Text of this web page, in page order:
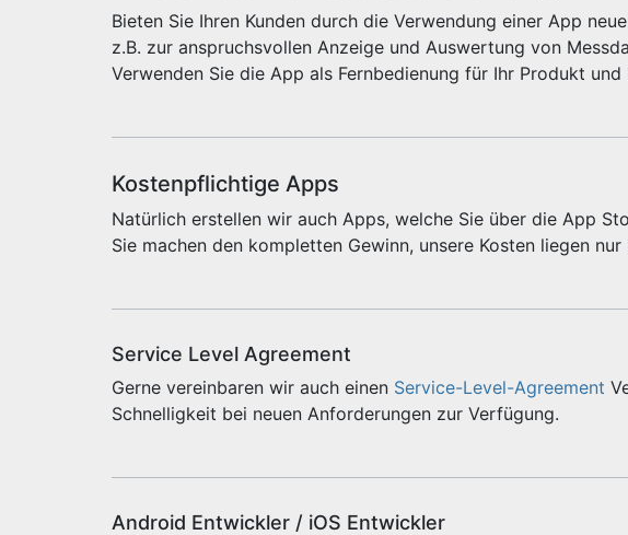
Bieten Sie Ihren Kunden durch die Verwendung einer App
z.B. zur anspruchsvollen Anzeige und Auswertung von
Verwenden Sie die App als Fernbedienung für Ihr Produkt
Kostenpflichtige Apps
Natürlich erstellen wir auch Apps, welche Sie über die App
Sie machen den kompletten Gewinn, unsere Kosten liegen
Service Level Agreement
Gerne vereinbaren wir auch einen Service-Level-Agreement
Schnelligkeit bei neuen Anforderungen zur Verfügung.
Android Entwickler / iOS Entwickler